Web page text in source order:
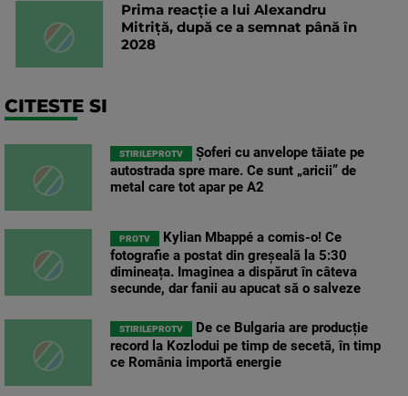
Prima reacție a lui Alexandru
Mitriță, după ce a semnat până în
2028
CITESTE SI
STIRILEPROTV
Șoferi cu anvelope tăiate pe
autostrada spre mare. Ce sunt „aricii” de
metal care tot apar pe A2
PROTV
Kylian Mbappé a comis-o! Ce
fotografie a postat din greșeală la 5:30
dimineața. Imaginea a dispărut în câteva
secunde, dar fanii au apucat să o salveze
STIRILEPROTV
De ce Bulgaria are producție
record la Kozlodui pe timp de secetă, în timp
ce România importă energie